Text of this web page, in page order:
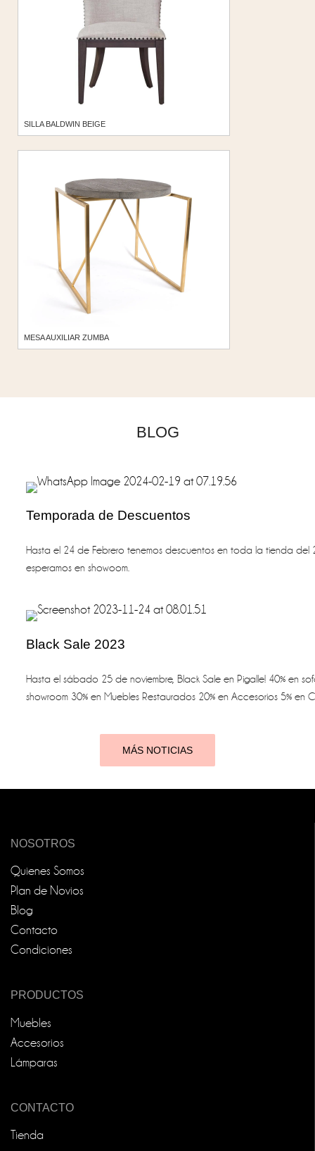
SILLA BALDWIN BEIGE
MESA AUXILIAR ZUMBA
BLOG
Temporada de Descuentos
Hasta el 24 de Febrero tenemos descuentos en toda la tienda del
esperamos en showoom.
Black Sale 2023
Hasta el sábado 25 de noviembre, Black Sale en Pigalle! 40% en
showroom 30% en Muebles Restaurados 20% en Accesorios 5% en
MÁS NOTICIAS
NOSOTROS
Quienes Somos
Plan de Novios
Blog
Contacto
Condiciones
PRODUCTOS
Muebles
Accesorios
Lámparas
CONTACTO
Tienda